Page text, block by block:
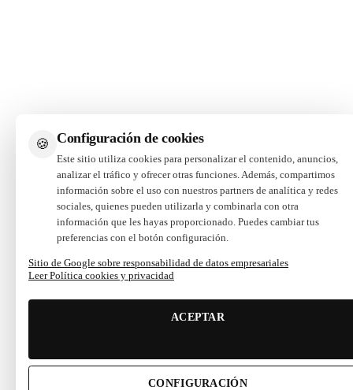
🍪 Configuración de cookies
Este sitio utiliza cookies para personalizar el contenido, anuncios,
analizar el tráfico y ofrecer otras funciones. Además, compartimos
información sobre el uso con nuestros partners de analítica y redes
sociales, quienes pueden utilizarla y combinarla con otra
información que les hayas proporcionado. Puedes cambiar tus
preferencias con el botón configuración.
Sitio de Google sobre responsabilidad de datos empresariales
Leer Política cookies y privacidad
ACEPTAR
CONFIGURACIÓN